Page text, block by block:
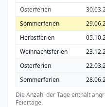
Osterferien
Sommerferien
Herbstferien
Weihnachtsferien
Osterferien
Sommerferien
Die Anzahl der Tage enthält
Feiertage.